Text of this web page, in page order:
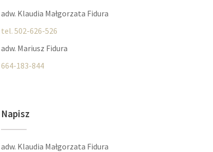
adw. Klaudia Małgorzata Fidura
tel. 502-626-526
adw. Mariusz Fidura
664-183-844
Napisz
adw. Klaudia Małgorzata Fidura